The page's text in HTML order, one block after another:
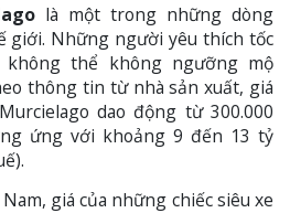
là một trong những dòng
giới. Những người yêu thích tốc
thể không ngưỡng mộ
thông tin từ nhà sản xuất, giá
dao động từ 300.000
ứng với khoảng 9 đến 13 tỷ
giá của những chiếc siêu xe